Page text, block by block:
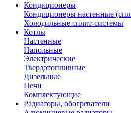
Кондиционеры
Кондиционеры настенные
Холодильные сплит-системы
Котлы
Настенные
Напольные
Электрические
Твердотопливные
Дизельные
Печи
Комплектующие
Радиаторы, обогреватели